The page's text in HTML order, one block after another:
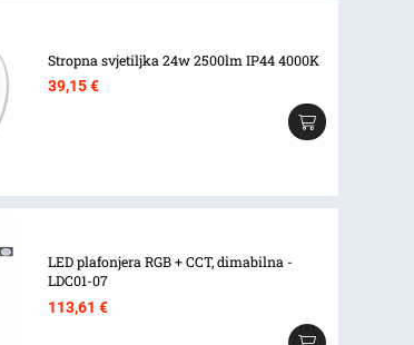
Stropna svjetiljka 24w 2500lm IP44 4000K
39,15€
LED plafonjera RGB + CCT, dimabilna -
LDC01-07
113,61 €